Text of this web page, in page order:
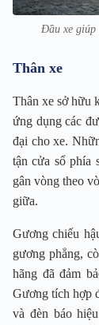
Đầu xe giúp
Thân xe
Thân xe sở hữu
ứng dụng các
đại cho xe.
tận cửa sổ phía
gân vòng theo
giữa.
Gương chiếu
gương phẳng,
hãng đã đảm
Gương tích hợp
và đèn báo